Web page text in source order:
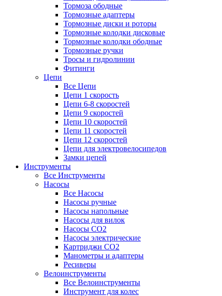
Тормоза ободные
Тормозные адаптеры
Тормозные диски и роторы
Тормозные колодки дисковые
Тормозные колодки ободные
Тормозные ручки
Тросы и гидролинии
Фитинги
Цепи
Все Цепи
Цепи 1 скорость
Цепи 6-8 скоростей
Цепи 9 скоростей
Цепи 10 скоростей
Цепи 11 скоростей
Цепи 12 скоростей
Цепи для электровелосипедов
Замки цепей
Инструменты
Все Инструменты
Насосы
Все Насосы
Насосы ручные
Насосы напольные
Насосы для вилок
Насосы CO2
Насосы электрические
Картриджи CO2
Манометры и адаптеры
Ресиверы
Велоинструменты
Все Велоинструменты
Инструмент для колес